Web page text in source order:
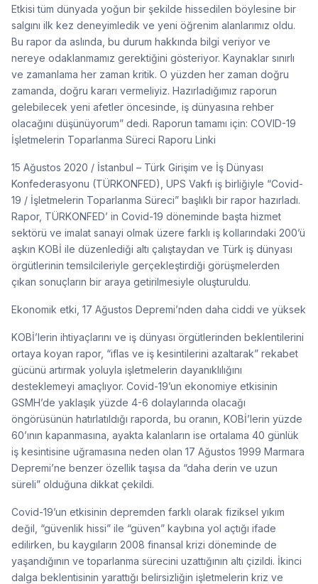
Etkisi tüm dünyada yoğun bir şekilde hissedilen böylesine bir
salgını ilk kez deneyimledik ve yeni öğrenim alanlarımız oldu.
Bu rapor da aslında, bu durum hakkında bilgi veriyor ve
nereye odaklanmamız gerektiğini gösteriyor. Kaynaklar sınırlı
ve zamanlama her zaman kritik. O yüzden her zaman doğru
zamanda, doğru kararı vermeliyiz. Hazırladığımız raporun
gelebilecek yeni afetler öncesinde, iş dünyasına rehber
olacağını düşünüyorum” dedi. Raporun tamamı için: COVID-19
İşletmelerin Toparlanma Süreci Raporu Linki
15 Ağustos 2020 / İstanbul – Türk Girişim ve İş Dünyası
Konfederasyonu (TÜRKONFED), UPS Vakfı iş birliğiyle “Covid-
19 / İşletmelerin Toparlanma Süreci” başlıklı bir rapor hazırladı.
Rapor, TÜRKONFED’ in Covid-19 döneminde başta hizmet
sektörü ve imalat sanayi olmak üzere farklı iş kollarındaki 200’ü
aşkın KOBİ ile düzenlediği altı çalıştaydan ve Türk iş dünyası
örgütlerinin temsilcileriyle gerçekleştirdiği görüşmelerden
çıkan sonuçların bir araya getirilmesiyle oluşturuldu.
Ekonomik etki, 17 Ağustos Depremi’nden daha ciddi ve yüksek
KOBİ’lerin ihtiyaçlarını ve iş dünyası örgütlerinden beklentilerini
ortaya koyan rapor, “iflas ve iş kesintilerini azaltarak” rekabet
gücünü artırmak yoluyla işletmelerin dayanıklılığını
desteklemeyi amaçlıyor. Covid-19’un ekonomiye etkisinin
GSMH’de yaklaşık yüzde 4-6 dolaylarında olacağı
öngörüsünün hatırlatıldığı raporda, bu oranın, KOBİ’lerin yüzde
60’ının kapanmasına, ayakta kalanların ise ortalama 40 günlük
iş kesintisine uğramasına neden olan 17 Ağustos 1999 Marmara
Depremi’ne benzer özellik taşısa da “daha derin ve uzun
süreli” olduğuna dikkat çekildi.
Covid-19’un etkisinin depremden farklı olarak fiziksel yıkım
değil, “güvenlik hissi” ile “güven” kaybına yol açtığı ifade
edilirken, bu kaygıların 2008 finansal krizi döneminde de
yaşandığının ve toparlanma sürecini uzattığının altı çizildi. İkinci
dalga beklentisinin yarattığı belirsizliğin işletmelerin kriz ve